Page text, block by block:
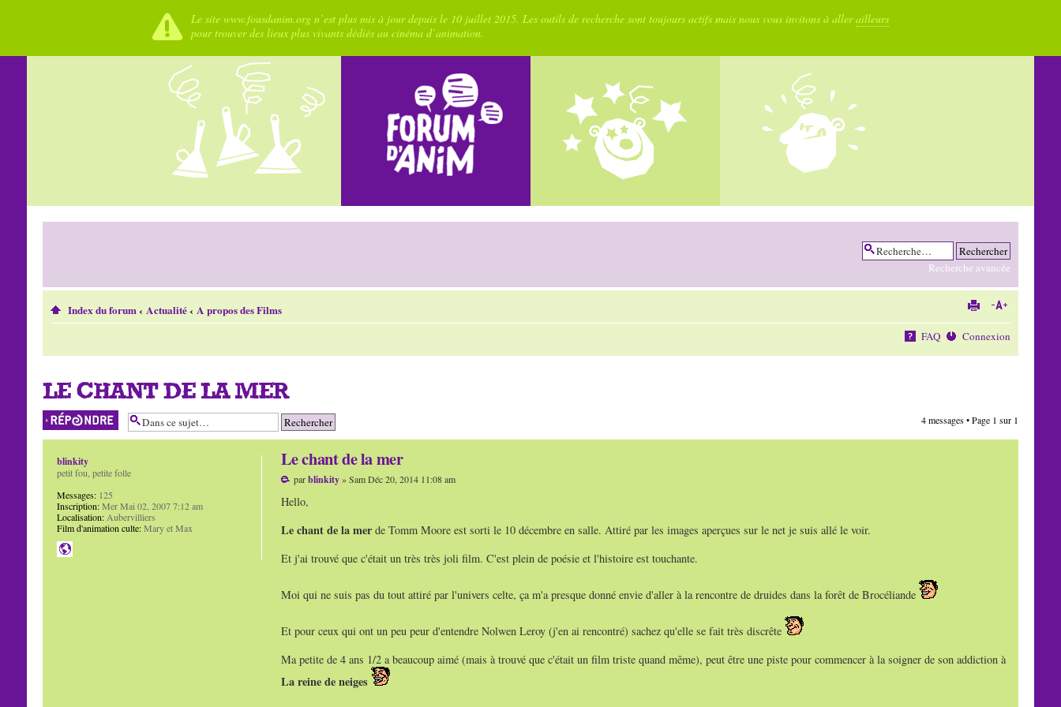
Le site www.fousdanim.org n’est plus mis à jour depuis le 10 juillet 2015. Les outils de recherche sont toujours actifs mais nous vous invitons à allerailleurs
pour trouver des lieux plus vivants dédiés au cinéma d’animation.
Recherche avancée
Index du forum‹ Actualité‹ A propos des Films
FAQ Connexion
LE CHANT DE LA MER
Répondre 4 messages • Page 1 sur 1
Le chant de la mer
parblinkity» Sam Déc 20, 2014 11:08 am
Hello,
Le chant de la merde Tomm Moore est sorti le 10 décembre en salle. Attiré par les images aperçues sur le net je suis allé le voir.
Et j'ai trouvé que c'était un très très joli film. C'est plein de poésie et l'histoire est touchante.
Moi qui ne suis pas du tout attiré par l'univers celte, ça m'a presque donné envie d'aller à la rencontre de druides dans la forêt de Brocéliande
Et pour ceux qui ont un peu peur d'entendre Nolwen Leroy (j'en ai rencontré) sachez qu'elle se fait très discrête
Ma petite de 4 ans 1/2 a beaucoup aimé (mais à trouvé que c'était un film triste quand même), peut être une piste pour commencer à la soigner de son addiction à
La reine de neiges
blinkity
petit fou, petite folle
Messages:125
Inscription:Mer Mai 02, 2007 7:12 am
Localisation:Aubervilliers
Film d'animation culte:Mary et Max